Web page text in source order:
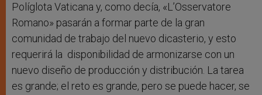
Políglota Vaticana y, como decía, «L’Osservatore
Romano» pasarán a formar parte de la gran
comunidad de trabajo del nuevo dicasterio, y esto
requerirá la disponibilidad de armonizarse con un
nuevo diseño de producción y distribución. La tarea
es grande; el reto es grande, pero se puede hacer, se